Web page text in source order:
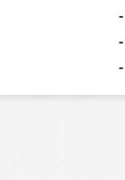
-
-
-